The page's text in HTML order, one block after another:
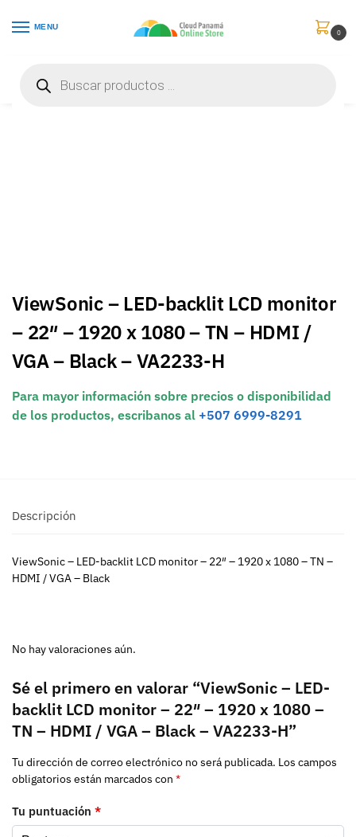
MENU
0
ViewSonic – LED-backlit LCD monitor
– 22″ – 1920 x 1080 – TN – HDMI /
VGA – Black – VA2233-H
Para mayor información sobre precios o disponibilidad
de los productos, escribanos al +507 6999-8291
Descripción
ViewSonic – LED-backlit LCD monitor – 22″ – 1920 x 1080 – TN –
HDMI / VGA – Black
No hay valoraciones aún.
Sé el primero en valorar “ViewSonic – LED-
backlit LCD monitor – 22″ – 1920 x 1080 –
TN – HDMI / VGA – Black – VA2233-H”
Tu dirección de correo electrónico no será publicada. Los campos
obligatorios están marcados con *
Tu puntuación *